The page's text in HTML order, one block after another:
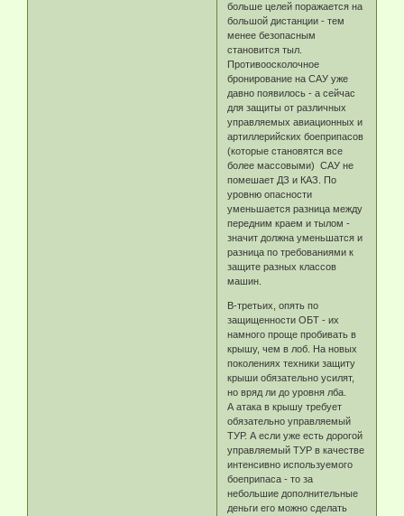
больше целей поражается на
большой дистанции - тем
менее безопасным
становится тыл.
Противоосколочное
бронирование на САУ уже
давно появилось - а сейчас
для защиты от различных
управляемых авиационных и
артиллерийских боеприпасов
(которые становятся все
более массовыми) САУ не
помешает ДЗ и КАЗ. По
уровню опасности
уменьшается разница между
передним краем и тылом -
значит должна уменьшатся и
разница по требованиями к
защите разных классов
машин.
В-третьих, опять по
защищенности ОБТ - их
намного проще пробивать в
крышу, чем в лоб. На новых
поколениях техники защиту
крыши обязательно усилят,
но вряд ли до уровня лба.
А атака в крышу требует
обязательно управляемый
ТУР. А если уже есть дорогой
управляемый ТУР в качестве
интенсивно используемого
боеприпаса - то за
небольшие дополнительные
деньги его можно сделать